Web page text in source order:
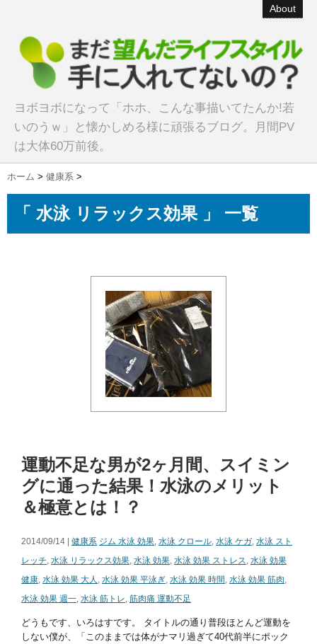
About
ヨボヨボになって「ホホ、こんな事描いてたんか!若
いのうｗ」と懐かしめる様に頑張るブログ。月間PV
は大体60万前後。
ホーム > 健康系 >
「 水泳 リラックス効果 」 一覧
運動不足な男が2ヶ月間、スイミン
グに通った結果！水泳のメリット
＆極意とは！？
2014/09/14 | 健康系 ジム 水泳 効果, 水泳 クロール, 水泳 ケガ, 水泳 スト
レッチ, 水泳 リラックス効果, 水泳 効果, 水泳 効果 ストレス, 水泳 効果
健康, 水泳 効果 大人 , 水泳 効果 平泳ぎ, 水泳 効果 時間, 水泳 効果 筋肉,
水泳 効果 週一, 水泳 筋トレ, 筋肉痛 運動不足
どうもです、いろはすです。 タイトルの通り普段ほとんど運動を
しない僕が、「このままでは体がナマリ過ぎて40代前半にポック